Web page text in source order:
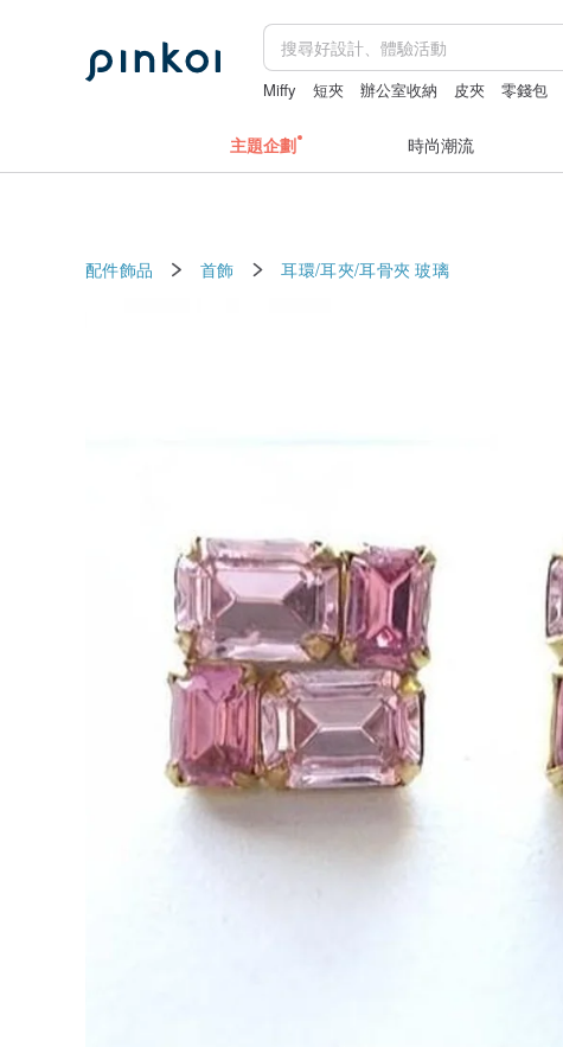
Miffy 短夾 辦公室收納 皮夾 零錢包
主題企劃 時尚潮流
配件飾品 首飾 耳環/耳夾/耳骨夾 玻璃